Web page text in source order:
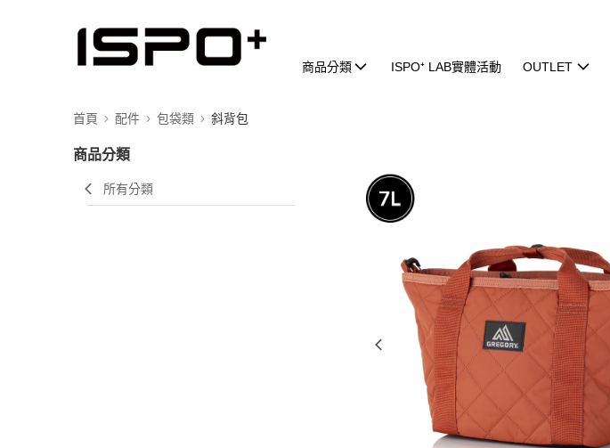
商品分類 ISPO⁺ LAB實體活動 OUTLET
首頁 配件 包袋類 斜背包
商品分類
所有分類